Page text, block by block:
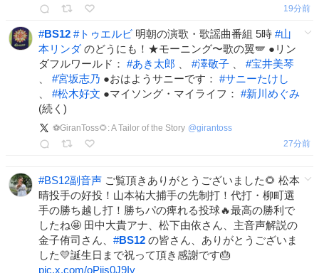
19分前
#BS12 #トゥエルビ 明朝の演歌・歌謡曲番組 5時 #山
本リンダのどうにも！★モーニング〜歌の翼🪽 ●リン
ダフルワールド： #あき太郎 #澤敬子 #宝井美琴
#宮坂志乃 ●おはようサニーです： #サニーたけし
#松木好文 ●マイソング・マイライフ： #新川めぐみ
(続く)
⚽GiranToss🌻: A Tailor of the Story @girantoss
27分前
#BS12副音声 ご覧頂きありがとうございました🌻 松本
晴投手の好投！山本祐大捕手の先制打！代打・柳町選
手の勝ち越し打！勝ちパの痺れる投球🔥最高の勝利で
したね🤩 田中大貴アナ、松下由依さん、主音声解説の
金子侑司さん、 #BS12 の皆さん、ありがとうございま
した💛誕生日まで祝って頂き感謝です🎂
pic.x.com/oPjis0J9Iy